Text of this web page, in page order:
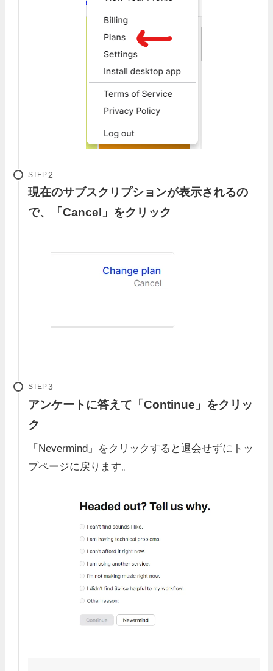
STEP
現在のサブスクリプションが表示されるの
で、「Cancel」をクリック
STEP
アンケートに答えて「Continue」をクリッ
ク
「Nevermind」をクリックすると退会せずにトッ
プページに戻ります。